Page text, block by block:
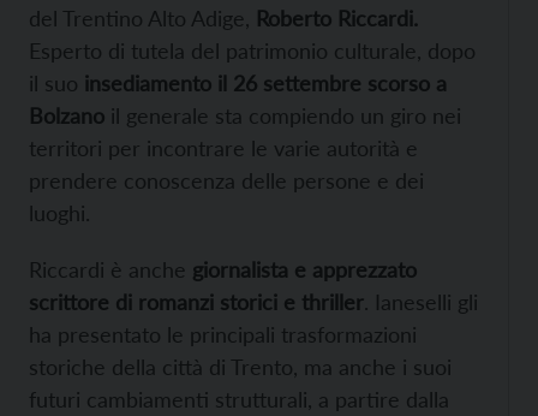
del Trentino Alto Adige, Roberto Riccardi.
Esperto di tutela del patrimonio culturale, dopo
il suo insediamento il 26 settembre scorso a
Bolzano il generale sta compiendo un giro nei
territori per incontrare le varie autorità e
prendere conoscenza delle persone e dei
luoghi.
Riccardi è anche giornalista e apprezzato
scrittore di romanzi storici e thriller. Ianeselli gli
ha presentato le principali trasformazioni
storiche della città di Trento, ma anche i suoi
futuri cambiamenti strutturali, a partire dalla